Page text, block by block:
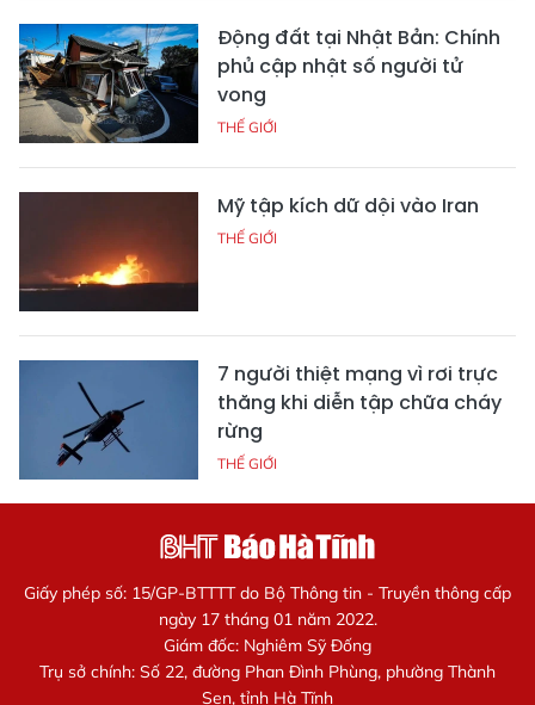
Động đất tại Nhật Bản: Chính
phủ cập nhật số người tử
vong
THẾ GIỚI
Mỹ tập kích dữ dội vào Iran
THẾ GIỚI
7 người thiệt mạng vì rơi trực
thăng khi diễn tập chữa cháy
rừng
THẾ GIỚI
Giấy phép số: 15/GP-BTTTT do Bộ Thông tin - Truyền thông cấp
ngày 17 tháng 01 năm 2022.
Giám đốc: Nghiêm Sỹ Đống
Trụ sở chính: Số 22, đường Phan Đình Phùng, phường Thành
Sen, tỉnh Hà Tĩnh